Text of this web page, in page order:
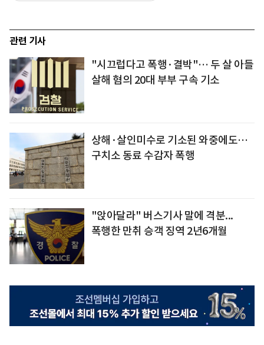
관련 기사
"시끄럽다고 폭행·결박"… 두 살 아들
살해 혐의 20대 부부 구속 기소
상해·살인미수로 기소된 와중에도…
구치소 동료 수감자 폭행
"앉아달라" 버스기사 말에 격분...
폭행한 만취 승객 징역 2년6개월